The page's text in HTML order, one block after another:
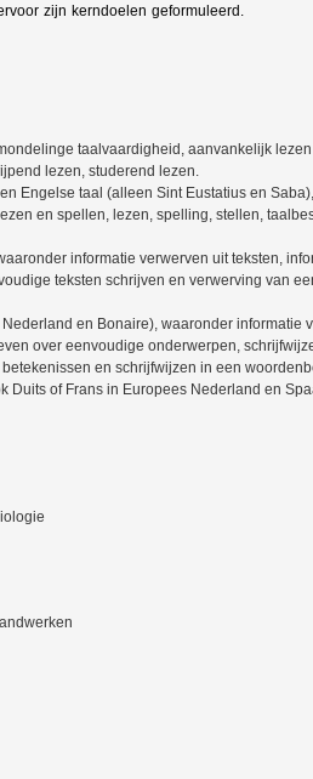
zijn kerndoelen geformuleerd.
taalvaardigheid, aanvankelijk
lezen, studerend lezen.
Engelse taal (alleen Sint Eustatius en
en spellen, lezen, spelling, stellen,
informatie verwerven uit teksten,
teksten schrijven en verwerving van
en Bonaire), waaronder informatie
over eenvoudige onderwerpen,
en schrijfwijzen in een
Duits of Frans in Europees Nederland en